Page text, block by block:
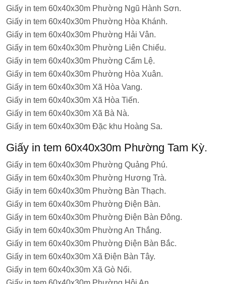
Giấy in tem 60x40x30m Phường Ngũ Hành Sơn.
Giấy in tem 60x40x30m Phường Hòa Khánh.
Giấy in tem 60x40x30m Phường Hải Vân.
Giấy in tem 60x40x30m Phường Liên Chiểu.
Giấy in tem 60x40x30m Phường Cẩm Lệ.
Giấy in tem 60x40x30m Phường Hòa Xuân.
Giấy in tem 60x40x30m Xã Hòa Vang.
Giấy in tem 60x40x30m Xã Hòa Tiến.
Giấy in tem 60x40x30m Xã Bà Nà.
Giấy in tem 60x40x30m Đặc khu Hoàng Sa.
Giấy in tem 60x40x30m Phường Tam Kỳ.
Giấy in tem 60x40x30m Phường Quảng Phú.
Giấy in tem 60x40x30m Phường Hương Trà.
Giấy in tem 60x40x30m Phường Bàn Thạch.
Giấy in tem 60x40x30m Phường Điện Bàn.
Giấy in tem 60x40x30m Phường Điện Bàn Đông.
Giấy in tem 60x40x30m Phường An Thắng.
Giấy in tem 60x40x30m Phường Điện Bàn Bắc.
Giấy in tem 60x40x30m Xã Điện Bàn Tây.
Giấy in tem 60x40x30m Xã Gò Nổi.